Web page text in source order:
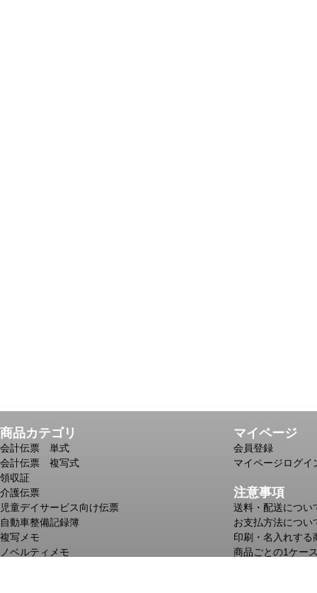
商品カテゴリ
会計伝票 単式
会計伝票 複写式
領収証
介護伝票
児童デイサービス向け伝票
自動車整備記録簿
複写メモ
ノベルティメモ
マイページ
会員登録
マイページログイ
注意事項
送料・配送につい
お支払方法につい
印刷・名入れする
商品ごとの1ケー